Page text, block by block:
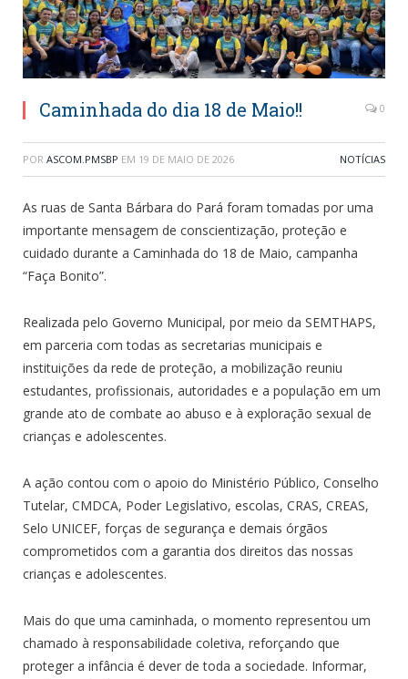
Caminhada do dia 18 de Maio!! 0
POR ASCOM.PMSBP EM 19 DE MAIO DE 2026 NOTÍCIAS
As ruas de Santa Bárbara do Pará foram tomadas por uma
importante mensagem de conscientização, proteção e
cuidado durante a Caminhada do 18 de Maio, campanha
“Faça Bonito”.
Realizada pelo Governo Municipal, por meio da SEMTHAPS,
em parceria com todas as secretarias municipais e
instituições da rede de proteção, a mobilização reuniu
estudantes, profissionais, autoridades e a população em um
grande ato de combate ao abuso e à exploração sexual de
crianças e adolescentes.
A ação contou com o apoio do Ministério Público, Conselho
Tutelar, CMDCA, Poder Legislativo, escolas, CRAS, CREAS,
Selo UNICEF, forças de segurança e demais órgãos
comprometidos com a garantia dos direitos das nossas
crianças e adolescentes.
Mais do que uma caminhada, o momento representou um
chamado à responsabilidade coletiva, reforçando que
proteger a infância é dever de toda a sociedade. Informar,